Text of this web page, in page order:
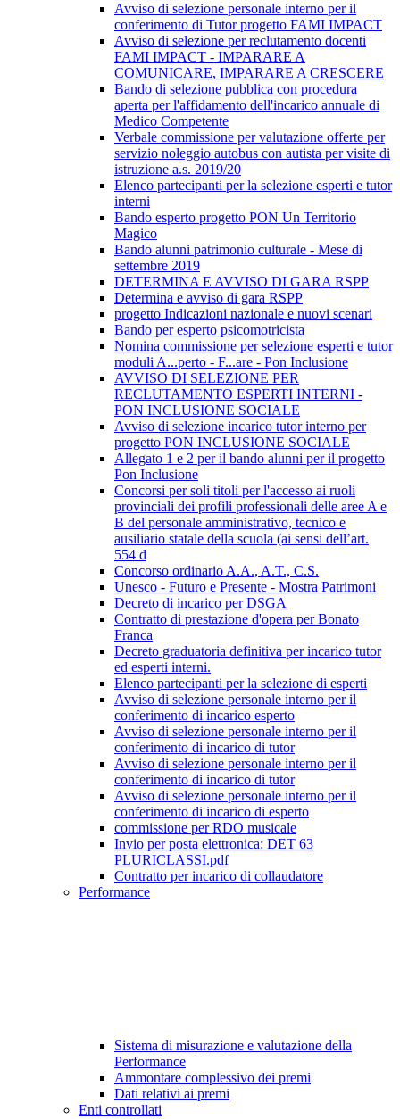
Avviso di selezione personale interno per il
conferimento di Tutor progetto FAMI IMPACT
Avviso di selezione per reclutamento docenti
FAMI IMPACT - IMPARARE A
COMUNICARE, IMPARARE A CRESCERE
Bando di selezione pubblica con procedura
aperta per l'affidamento dell'incarico annuale di
Medico Competente
Verbale commissione per valutazione offerte per
servizio noleggio autobus con autista per visite di
istruzione a.s. 2019/20
Elenco partecipanti per la selezione esperti e tutor
interni
Bando esperto progetto PON Un Territorio
Magico
Bando alunni patrimonio culturale - Mese di
settembre 2019
DETERMINA E AVVISO DI GARA RSPP
Determina e avviso di gara RSPP
progetto Indicazioni nazionale e nuovi scenari
Bando per esperto psicomotricista
Nomina commissione per selezione esperti e tutor
moduli A...perto - F...are - Pon Inclusione
AVVISO DI SELEZIONE PER
RECLUTAMENTO ESPERTI INTERNI -
PON INCLUSIONE SOCIALE
Avviso di selezione incarico tutor interno per
progetto PON INCLUSIONE SOCIALE
Allegato 1 e 2 per il bando alunni per il progetto
Pon Inclusione
Concorsi per soli titoli per l'accesso ai ruoli
provinciali dei profili professionali delle aree A e
B del personale amministrativo, tecnico e
ausiliario statale della scuola (ai sensi dell’art.
554 d
Concorso ordinario A.A., A.T., C.S.
Unesco - Futuro e Presente - Mostra Patrimoni
Decreto di incarico per DSGA
Contratto di prestazione d'opera per Bonato
Franca
Decreto graduatoria definitiva per incarico tutor
ed esperti interni.
Elenco partecipanti per la selezione di esperti
Avviso di selezione personale interno per il
conferimento di incarico esperto
Avviso di selezione personale interno per il
conferimento di incarico di tutor
Avviso di selezione personale interno per il
conferimento di incarico di tutor
Avviso di selezione personale interno per il
conferimento di incarico di esperto
commissione per RDO musicale
Invio per posta elettronica: DET 63
PLURICLASSI.pdf
Contratto per incarico di collaudatore
Performance
Sistema di misurazione e valutazione della
Performance
Ammontare complessivo dei premi
Dati relativi ai premi
Enti controllati